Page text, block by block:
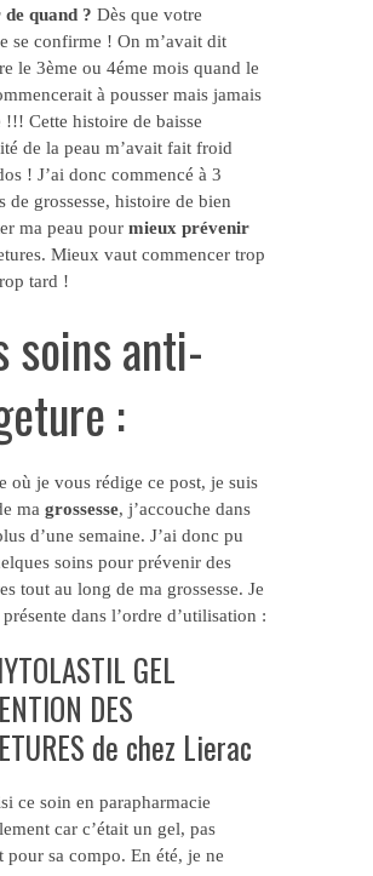
quand ? Dès que votre
se confirme ! On m’avait dit
le 3ème ou 4éme mois quand le
à pousser mais jamais
!!! Cette histoire de baisse
de la peau m’avait fait froid
! J’ai donc commencé à 3
de grossesse, histoire de bien
ma peau pour mieux prévenir
Mieux vaut commencer trop
tard !
soins anti-
:
où je vous rédige ce post, je suis
ma grossesse, j’accouche dans
d’une semaine. J’ai donc pu
soins pour prévenir des
tout au long de ma grossesse. Je
dans l’ordre d’utilisation :
GEL
DES
de chez Lierac
ce soin en parapharmacie
car c’était un gel, pas
pour sa compo. En été, je ne